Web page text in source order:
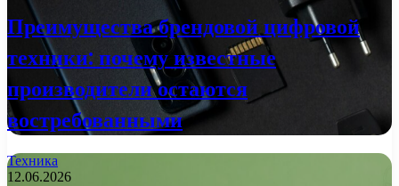
Преимущества брендовой цифровой
техники: почему известные
производители остаются
востребованными
Техника
12.06.2026